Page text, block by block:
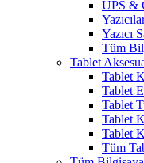
UPS &
Yazıcı
Tüm
Tablet
Tablet
Tablet
Tablet
Tablet
Tablet
Tüm